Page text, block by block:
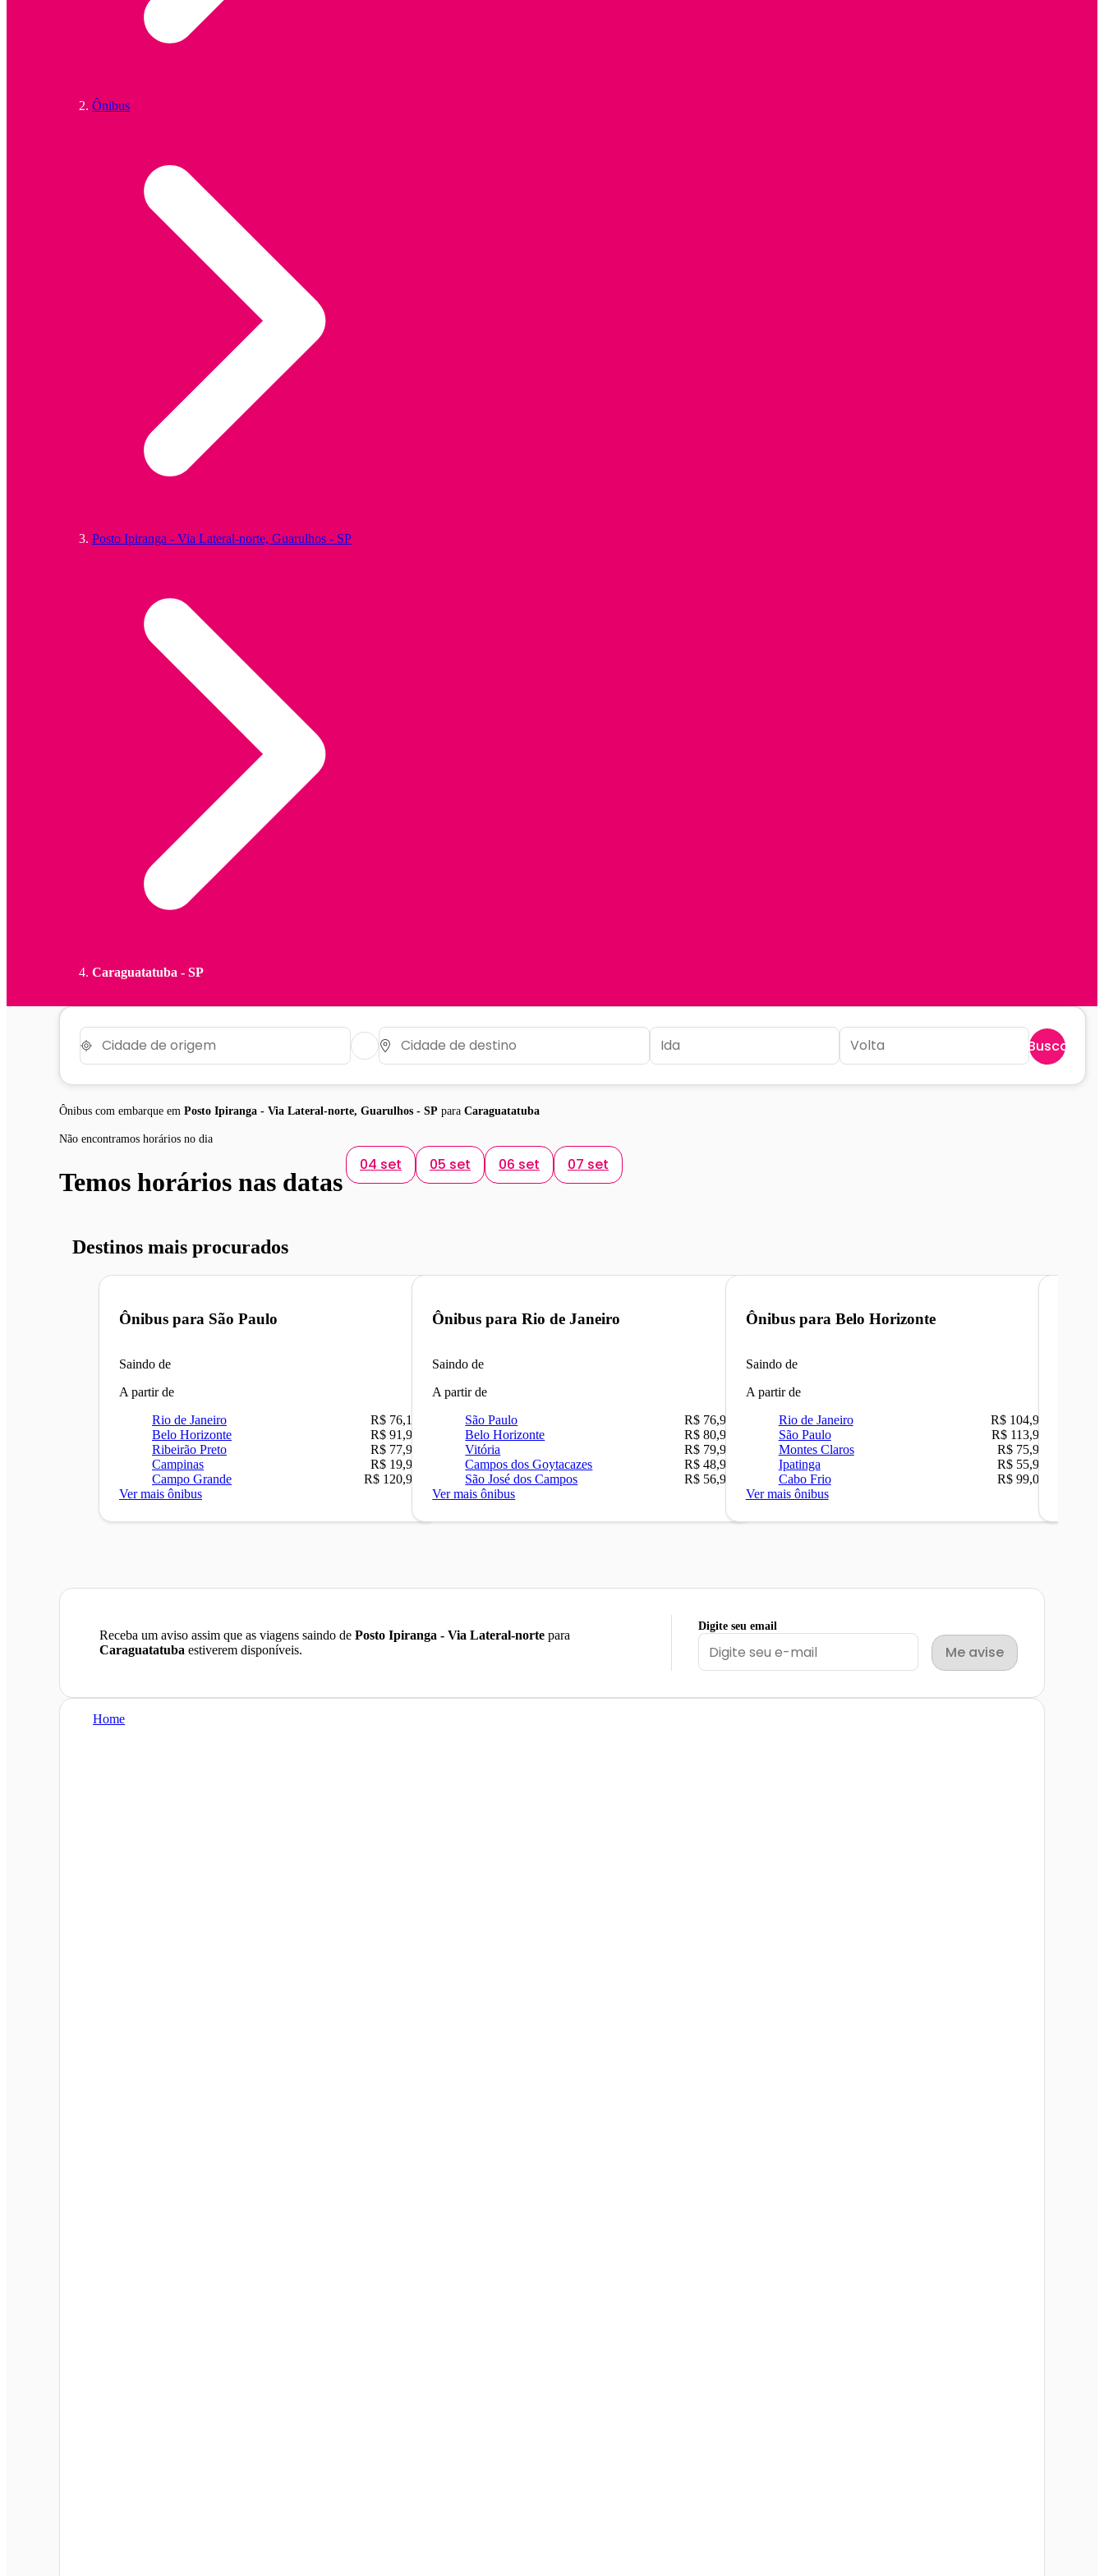
Ônibus
Posto Ipiranga - Via Lateral-norte, Guarulhos - SP
Caraguatatuba - SP
Buscar
Ônibus com embarque em Posto Ipiranga - Via Lateral-norte, Guarulhos - SP para Caraguatatuba
Não encontramos horários no dia
Temos horários nas datas
04 set 05 set 06 set 07 set
Destinos mais procurados
Ônibus para São Paulo
Saindo de
A partir de
Rio de Janeiro
R$ 76,10
Belo Horizonte
R$ 91,90
Ribeirão Preto
R$ 77,90
Campinas
R$ 19,90
Campo Grande
R$ 120,90
Ver mais ônibus
Ônibus paraRio de Janeiro
Saindo de
A partir de
São Paulo
R$ 76,90
Belo Horizonte
R$ 80,90
Vitória
R$ 79,90
Campos dos Goytacazes
R$ 48,90
São José dos Campos
R$ 56,90
Ver mais ônibus
Ônibus para Belo Horizonte
Saindo de
A partir de
Rio de Janeiro
R$ 104,90
São Paulo
R$ 113,90
Montes Claros
R$ 75,90
Ipatinga
R$ 55,90
Cabo Frio
R$ 99,00
Ver mais ônibus
Receba um aviso assim que as viagens saindo de Posto Ipiranga - Via Lateral-norte para
Caraguatatuba estiverem disponíveis.
Digite seu email
Me avise
Home